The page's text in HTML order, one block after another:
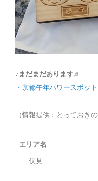
♪まだまだあります♬
・京都午年パワースポッ
（情報提供：とっておき
エリア名
伏見